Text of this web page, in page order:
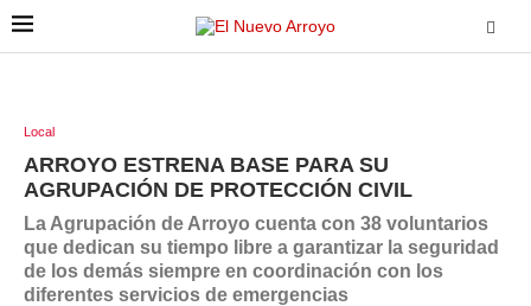
Local
ARROYO ESTRENA BASE PARA SU
AGRUPACIÓN DE PROTECCIÓN CIVIL
La Agrupación de Arroyo cuenta con 38 voluntarios
que dedican su tiempo libre a garantizar la seguridad
de los demás siempre en coordinación con los
diferentes servicios de emergencias